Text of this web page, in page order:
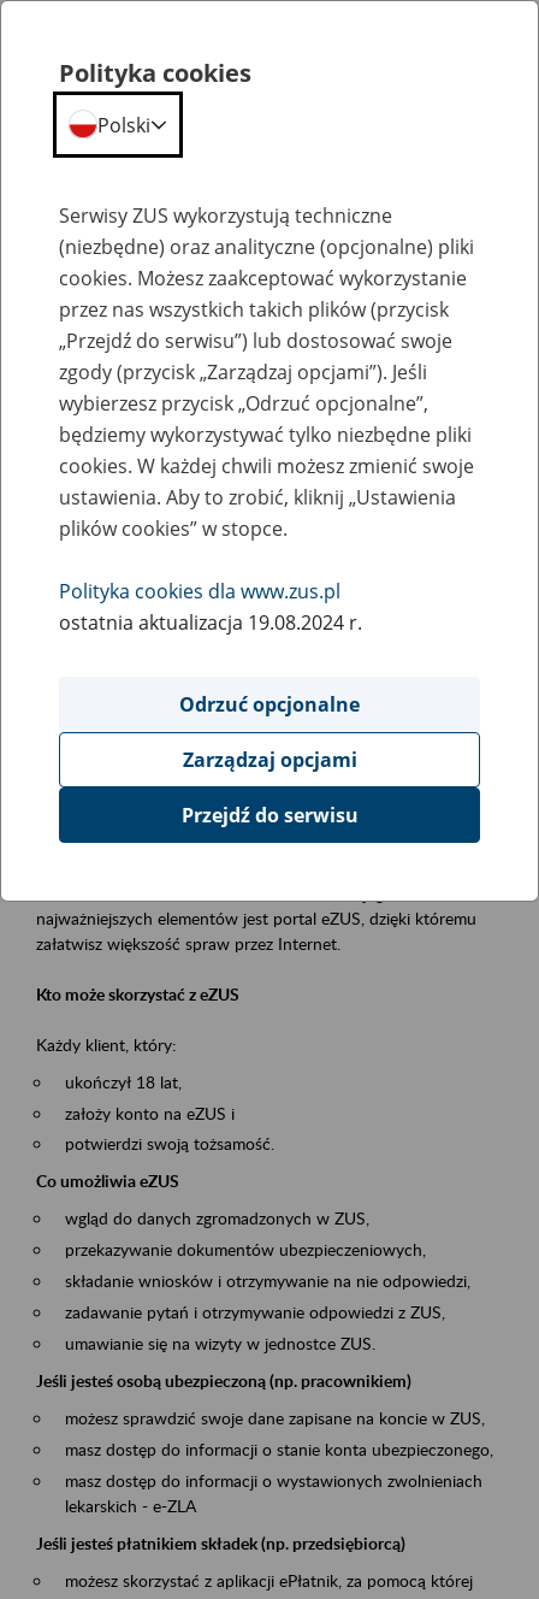
Szkolenia
Zaproś ZUS do siebie - zakładanie profili
eZUS w siedzibie Twojej firmy
Rodzaj wydarzenia
Szkolenia
Obszar merytoryczny
obsługa klientów
Opis wydarzenia
Platforma Usług Elektronicznych ZUS eZUS
najważniejszych elementów jest portal eZUS, dzięki któremu
załatwisz większość spraw przez Internet.
Kto może skorzystać z eZUS
Każdy klient, który:
ukończył 18 lat,
założy konto na eZUS i
potwierdzi swoją tożsamość.
Co umożliwia eZUS
wgląd do danych zgromadzonych w ZUS,
przekazywanie dokumentów ubezpieczeniowych,
składanie wniosków i otrzymywanie na nie odpowiedzi,
zadawanie pytań i otrzymywanie odpowiedzi z ZUS,
umawianie się na wizyty w jednostce ZUS.
Jeśli jesteś osobą ubezpieczoną (np. pracownikiem)
możesz sprawdzić swoje dane zapisane na koncie w ZUS,
masz dostęp do informacji o stanie konta ubezpieczonego,
masz dostęp do informacji o wystawionych zwolnieniach
lekarskich - e-ZLA
Jeśli jesteś płatnikiem składek (np. przedsiębiorcą)
możesz skorzystać z aplikacji ePłatnik, za pomocą której
Polityka cookies
Polski
Serwisy ZUS wykorzystują techniczne
(niezbędne) oraz analityczne (opcjonalne) pliki
cookies. Możesz zaakceptować wykorzystanie
przez nas wszystkich takich plików (przycisk
„Przejdź do serwisu”) lub dostosować swoje
zgody (przycisk „Zarządzaj opcjami”). Jeśli
wybierzesz przycisk „Odrzuć opcjonalne”,
będziemy wykorzystywać tylko niezbędne pliki
cookies. W każdej chwili możesz zmienić swoje
ustawienia. Aby to zrobić, kliknij „Ustawienia
plików cookies” w stopce.
Polityka cookies dla www.zus.pl
ostatnia aktualizacja 19.08.2024 r.
Odrzuć opcjonalne
Zarządzaj opcjami
Przejdź do serwisu